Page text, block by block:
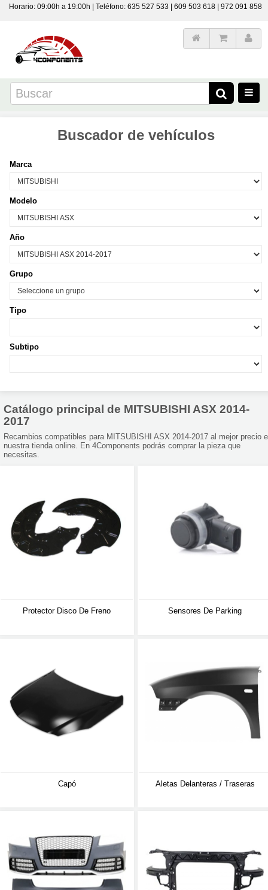
Horario: 09:00h a 19:00h | Teléfono: 635 527 533 | 609 503 618 | 972 091 858
Buscador de vehículos
Marca
Modelo
Año
Grupo
Tipo
Subtipo
Catálogo principal de MITSUBISHI ASX 2014-
2017
Recambios compatibles para MITSUBISHI ASX 2014-2017 al mejor precio
nuestra tienda online. En 4Components podrás comprar la pieza que
necesitas.
Protector Disco De Freno Sensores De Parking
Capó Aletas Delanteras / Traseras